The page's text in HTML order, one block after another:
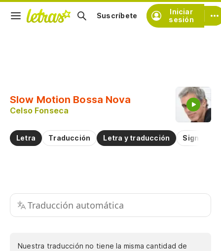
Iniciar
sesión
Suscríbete
Slow Motion Bossa Nova
Celso Fonseca
Letra Traducción Letra y traducción
Traducción automática
Nuestra traducción no tiene la misma cantidad de
Practicar la pronunciación de